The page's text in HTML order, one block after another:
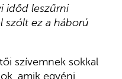
időd leszűrni
szólt ez a háború
szívemnek sokkal
amik egyéni